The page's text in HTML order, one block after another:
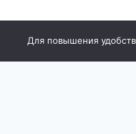
записям
Для повышения